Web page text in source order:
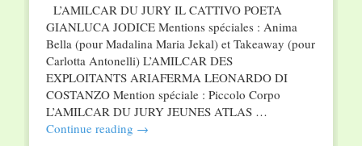
L’AMILCAR DU JURY IL CATTIVO POETA
GIANLUCA JODICE Mentions spéciales : Anima
Bella (pour Madalina Maria Jekal) et Takeaway (pour
Carlotta Antonelli) L’AMILCAR DES
EXPLOITANTS ARIAFERMA LEONARDO DI
COSTANZO Mention spéciale : Piccolo Corpo
L’AMILCAR DU JURY JEUNES ATLAS …
Continue reading →